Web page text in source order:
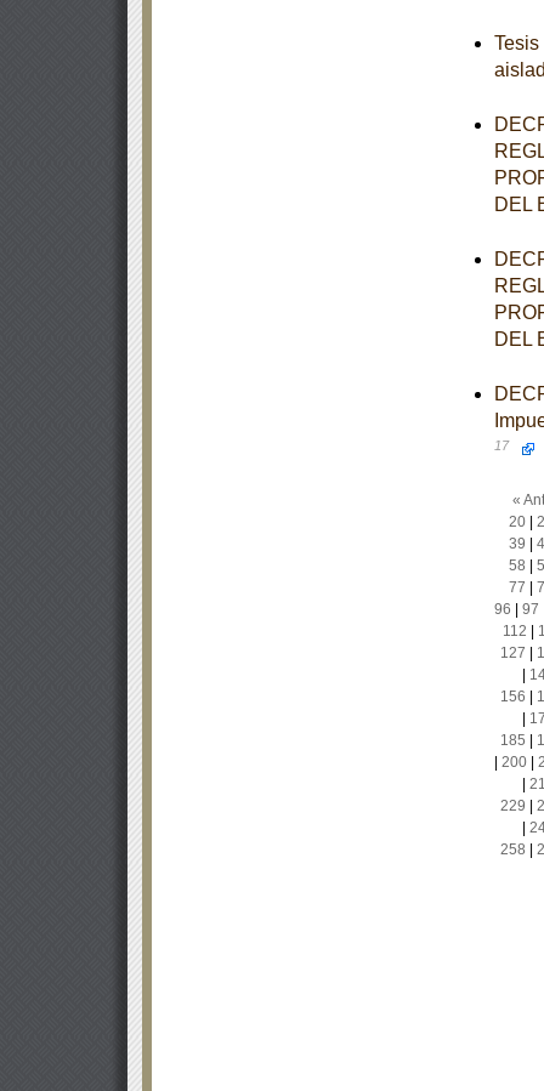
DEL
DEL
17
«
20|
39
58
77
96
97
112
127
156
185
200|
229
258